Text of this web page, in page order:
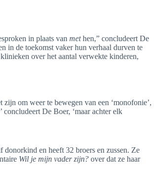
in plaats van methen,” concludeert De
in de toekomst vaker hun verhaal durven te
over het aantal verwekte kinderen,
zijn om weer te bewegen van een ‘monofonie’,
De Boer, ‘maar achter elk
donorkind en heeft 32 broers en zussen. Ze
Wil je mijn vader zijn? over dat ze haar